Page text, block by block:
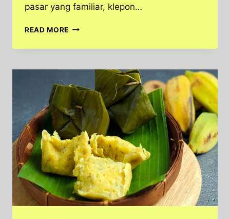
pasar yang familiar, klepon…
READ MORE KREASI
UBI
RAHASIA
DAN
MANIS
YANG
BIKIN
KETAGIHAN